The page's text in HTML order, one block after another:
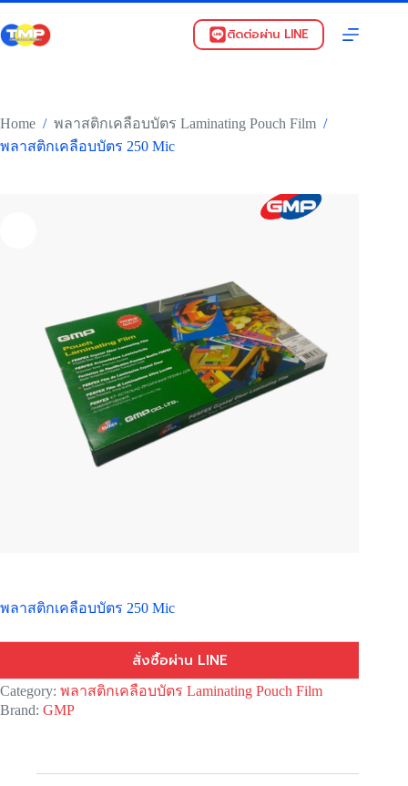
Skip
to
content
ติดต่อผ่าน LINE
Home / พลาสติกเคลือบบัตร Laminating Pouch Film /
พลาสติกเคลือบบัตร 250 Mic
พลาสติกเคลือบบัตร 250 Mic
สั่งซื้อผ่าน LINE
Category: พลาสติกเคลือบบัตร Laminating Pouch Film
Brand: GMP